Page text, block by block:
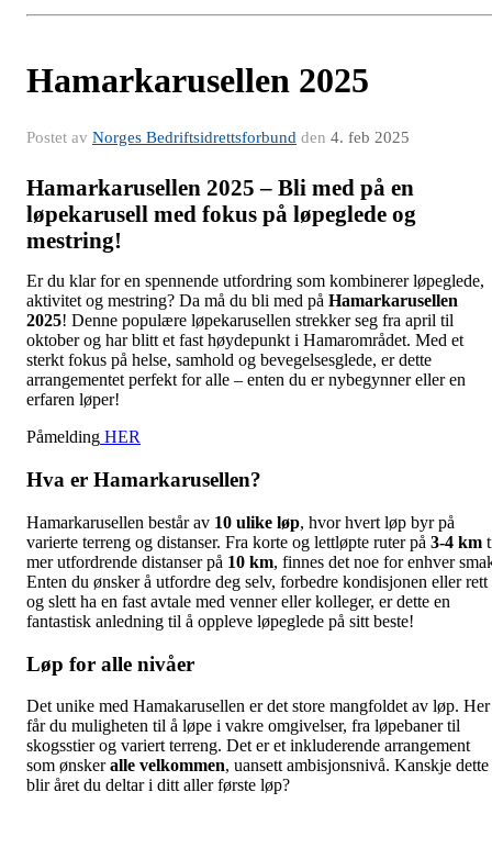
Hamarkarusellen 2025
Postet av Norges Bedriftsidrettsforbund den 4. feb 2025
Hamarkarusellen 2025 – Bli med på en
løpekarusell med fokus på løpeglede og
mestring!
Er du klar for en spennende utfordring som kombinerer løpeglede,
aktivitet og mestring? Da må du bli med på Hamarkarusellen
2025! Denne populære løpekarusellen strekker seg fra april til
oktober og har blitt et fast høydepunkt i Hamarområdet. Med et
sterkt fokus på helse, samhold og bevegelsesglede, er dette
arrangementet perfekt for alle – enten du er nybegynner eller en
erfaren løper!
Påmelding HER
Hva er Hamarkarusellen?
Hamarkarusellen består av 10 ulike løp, hvor hvert løp byr på
varierte terreng og distanser. Fra korte og lettløpte ruter på 3-4 km
mer utfordrende distanser på 10 km, finnes det noe for enhver
Enten du ønsker å utfordre deg selv, forbedre kondisjonen eller rett
og slett ha en fast avtale med venner eller kolleger, er dette en
fantastisk anledning til å oppleve løpeglede på sitt beste!
Løp for alle nivåer
Det unike med Hamakarusellen er det store mangfoldet av løp. Her
får du muligheten til å løpe i vakre omgivelser, fra løpebaner til
skogsstier og variert terreng. Det er et inkluderende arrangement
som ønskeralle velkommen, uansett ambisjonsnivå. Kanskje dette
blir året du deltar i ditt aller første løp?